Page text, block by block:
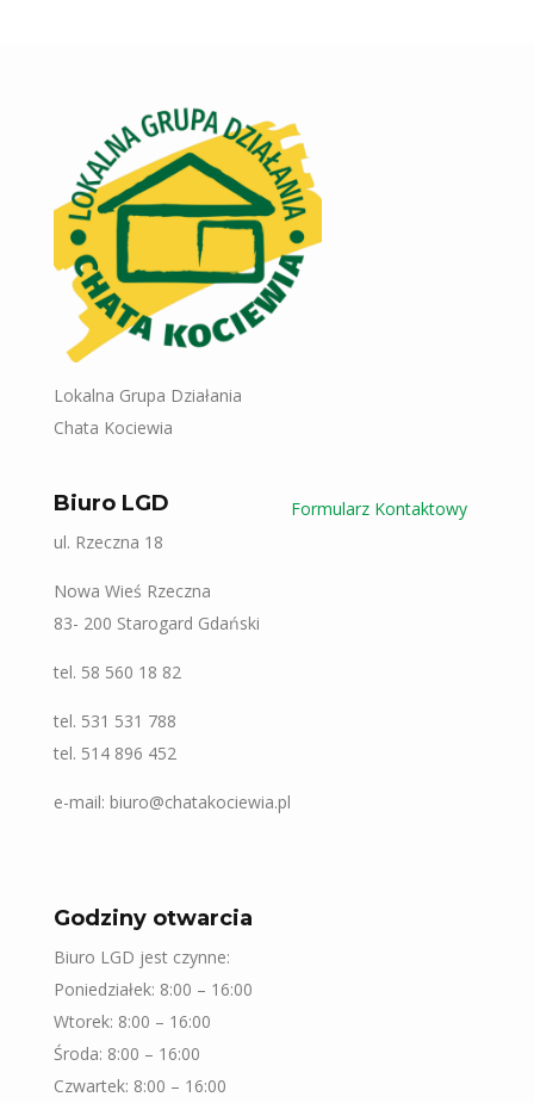
Lokalna Grupa Działania
Chata Kociewia
Biuro LGD
ul. Rzeczna 18
Nowa Wieś Rzeczna
83- 200 Starogard Gdański
tel. 58 560 18 82
tel. 531 531 788
tel. 514 896 452
e-mail: biuro@chatakociewia.pl
Formularz Kontaktowy
Godziny otwarcia
Biuro LGD jest czynne:
Poniedziałek: 8:00 – 16:00
Wtorek: 8:00 – 16:00
Środa: 8:00 – 16:00
Czwartek: 8:00 – 16:00